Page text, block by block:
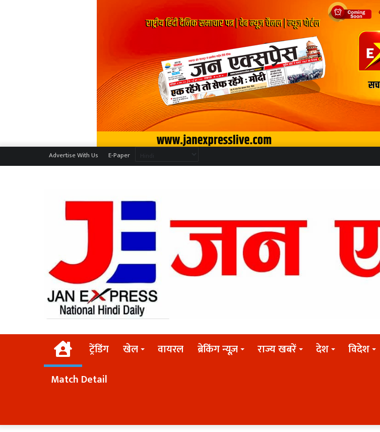
Advertise With Us E-Paper
Homeट्रेंडिंग खेल वायरल ब्रेकिंग न्यूज़ राज्य खबरें देश विदेश
Match Detail